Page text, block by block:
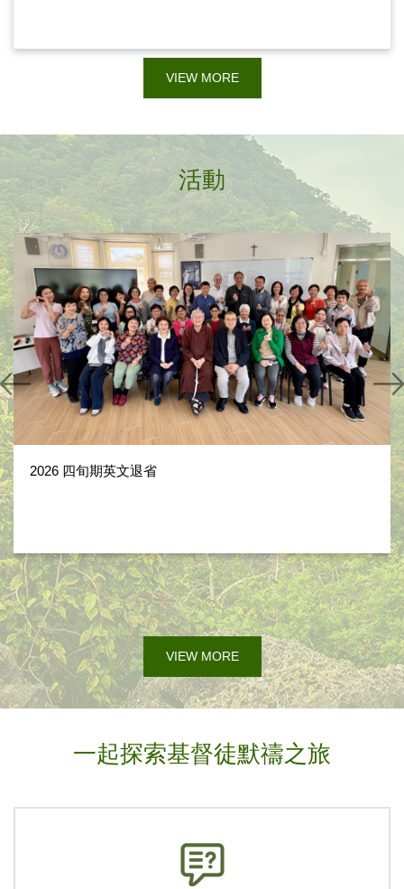
VIEW MORE
活動
2026 四旬期英文退省
VIEW MORE
一起探索基督徒默禱之旅